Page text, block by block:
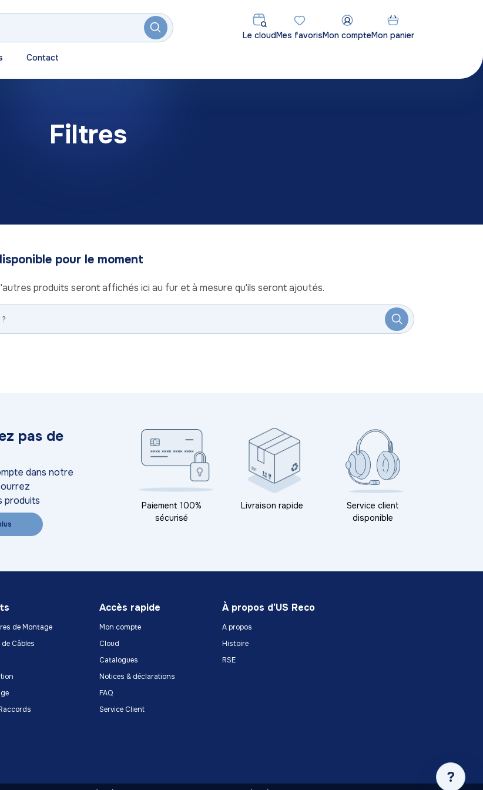
Le cloudMes favorisMon compteMon panier
Contact
Filtres
pour le moment
produits seront affichés ici au fur et à mesure qu'ils seront ajoutés.
pas de
dans notre
produits
Paiement 100%
sécurisé
Livraison rapide
Service client
disponible
de Montage
Câbles
Accès rapide
Mon compte
Cloud
Catalogues
Notices & déclarations
FAQ
Service Client
À propos d’US Reco
A propos
Histoire
RSE
?